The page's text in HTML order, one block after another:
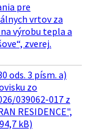
pre
vrtov za
výrobu tepla a
zverej.
ods. 3 písm. a)
zo
039062-017 z
RESIDENCE",
kB)